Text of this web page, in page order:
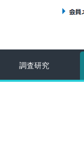
調査研究